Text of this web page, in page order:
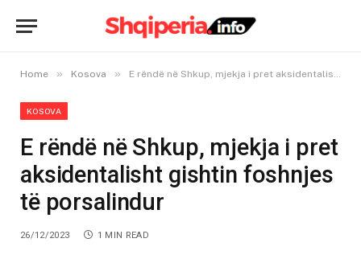
Home » Kosova » E rëndë në Shkup, mjekja i pret aksidentalisht gishtin foshnjes të porsalindur
KOSOVA
E rëndë në Shkup, mjekja i pret
aksidentalisht gishtin foshnjes
të porsalindur
26/12/2023 1 MIN READ